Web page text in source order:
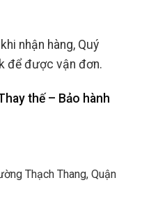
nhận hàng, Quý
để được vận đơn.
thế – Bảo hành
Thạch Thang, Quận